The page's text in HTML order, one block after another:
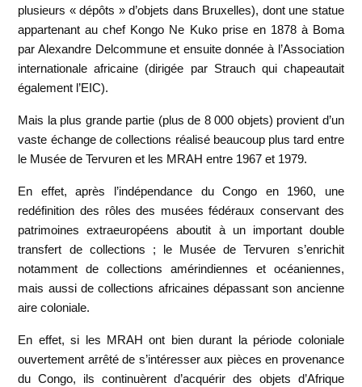
plusieurs « dépôts » d’objets dans Bruxelles), dont une statue
appartenant au chef Kongo Ne Kuko prise en 1878 à Boma
par Alexandre Delcommune et ensuite donnée à l’Association
internationale africaine (dirigée par Strauch qui chapeautait
également l’EIC).
Mais la plus grande partie (plus de 8 000 objets) provient d’un
vaste échange de collections réalisé beaucoup plus tard entre
le Musée de Tervuren et les MRAH entre 1967 et 1979.
En effet, après l’indépendance du Congo en 1960, une
redéfinition des rôles des musées fédéraux conservant des
patrimoines extraeuropéens aboutit à un important double
transfert de collections ; le Musée de Tervuren s’enrichit
notamment de collections amérindiennes et océaniennes,
mais aussi de collections africaines dépassant son ancienne
aire coloniale.
En effet, si les MRAH ont bien durant la période coloniale
ouvertement arrêté de s’intéresser aux pièces en provenance
du Congo, ils continuèrent d’acquérir des objets d’Afrique